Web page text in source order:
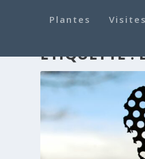
Plantes Visites
ÉTIQUETTE :